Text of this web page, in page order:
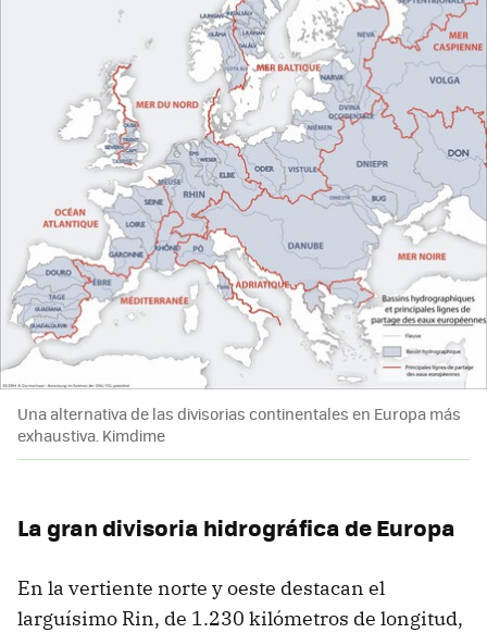
Una alternativa de las divisorias continentales en Europa más
exhaustiva. Kimdime
La gran divisoria hidrográfica de Europa
En la vertiente norte y oeste destacan el
larguísimo Rin, de 1.230 kilómetros de longitud,